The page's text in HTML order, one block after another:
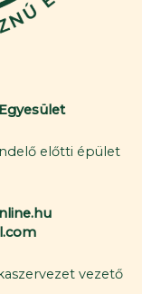
előtti épület
vezető